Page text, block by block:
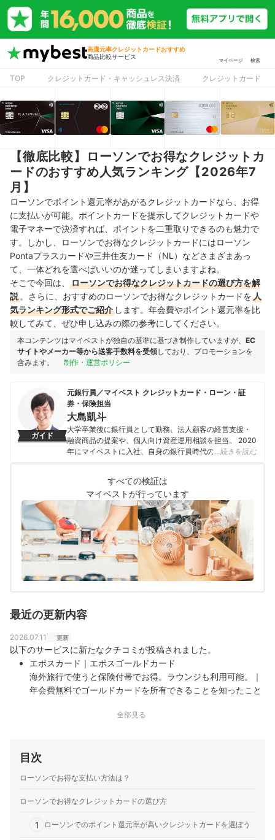
高還元率クレジットカードおすすめ
商品比較サービス
マイページ 検索
TOP クレジットカード・キャッシュレス決済 クレジットカード
【徹底比較】ローソンでお得なクレジットカ
ードのおすすめ人気ランキング【2026年7
月】
ローソンでポイント還元率があがるクレジットカードなら、お得
に支払いが可能。ポイントカードを提示してクレジットカードや
電子マネーで決済すれば、ポイントを二重取りできるのも魅力で
す。しかし、ローソンでお得なクレジットカードにはローソン
Pontaプラスカードや三井住友カード（NL）などさまざまあっ
て、一体どれを選べばいいのか迷ってしまいますよね。
そこで今回は、
ローソンでお得なクレジットカードの選び方を解
説 。さらに、おすすめのローソンでお得なクレジットカードを人
気ランキング形式でご紹介 します。年会費やポイント還元率を比
較してみて、ぜひ申し込みの際の参考にしてください。
本コンテンツはマイベストが独自の基準に基づき制作していますが、 EC
サイトやメーカー等から送客手数料を受領しており、プロモーションを
含みます。
制作・運営ポリシー
ガイド
元銀行員／マイベスト クレジットカード・ローン・証
券・保険担当
大島凱斗
大学卒業後に銀行員として勤務、法人顧客の経営支援・
融資商品の提案や、個人向け資産運用相談を担当。 2020
年にマイベストに入社、自身の銀行員時代の経験を活か
済を専門に解説コンテンツの制作を統括する。 また、
Yahoo!ファイナンスで借入や投資への疑問や基礎知識に
関する連載も担当している。
大島凱斗のプロフィール
…続きを読む
すべての検証は
マイベストが行っています
最近の更新内容
2026.07.11 更新
以下のサービスに新たなクチコミが投稿されました。
エポスカード｜エポスゴールドカード
海外旅行で使うと保険付帯でお得。ラウンジも利用可能。｜
年会費無料でゴールドカードを所有できることを知ったこと
えることや、旅行保険が付帯していることが魅力的で保有し
三井住友カード｜三井住友カード ゴールド（NL）
｜使用している銀行や証券会社と連携でき、資産管理がしや
すい点が便利です。年間100万円利用で年会費無料になる点
だけで、コンビニで高還元を受けられるので日常使いにとて
全部見る
目次
ローソンでお得な支払い方法は？
ローソンでお得なクレジットカードの選び方
1 ローソンでのポイント還元率が高いクレジットカードを選ぼう